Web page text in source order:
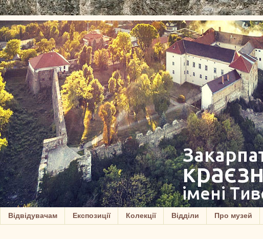
Відвідувачам Експозиції Колекції Відділи Про музей